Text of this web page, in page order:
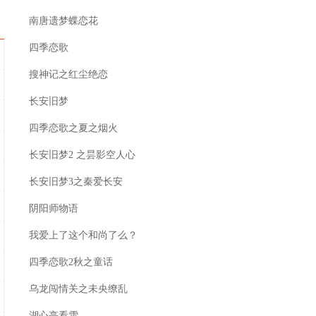
南唐遗梦蝶恋花
四季恋歌
搜神记之红尘绝恋
长安旧梦
四季恋歌之夏之烟火
长安旧梦2 之昙影空人心
长安旧梦3之秦爱长安
阴阳师物语
我爱上了这个和尚了么？
四季恋歌2秋之童话
乌龙闯情关之未央缭乱